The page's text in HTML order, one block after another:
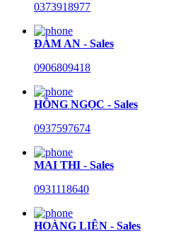
0373918977
ĐÀM AN - Sales
0906809418
HỒNG NGỌC - Sales
0937597674
MAI THI - Sales
0931118640
HOÀNG LIÊN - Sales